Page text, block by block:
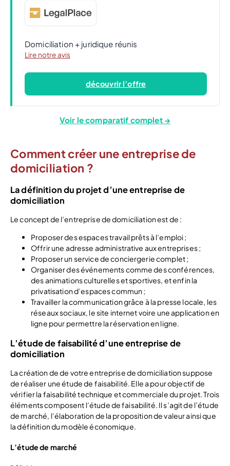
Domiciliation + juridique réunis
Lire notre avis
découvrir l’offre
Voir le comparatif complet →
Comment créer une entreprise de
domiciliation ?
La définition du projet d’une entreprise de
domiciliation
Le concept de l’entreprise de domiciliation est de :
Proposer des espaces travail prêts à l’emploi ;
Offrir une adresse administrative aux entreprises ;
Proposer un service de conciergerie complet ;
Organiser des événements comme des conférences,
des animations culturelles et sportives, et enfin la
privatisation d’espaces commun ;
Travailler la communication grâce à la presse locale, les
réseaux sociaux, le site internet voire une application en
ligne pour permettre la réservation en ligne.
L’étude de faisabilité d’une entreprise de
domiciliation
La création de de votre entreprise de domiciliation suppose
de réaliser une étude de faisabilité. Elle a pour objectif de
vérifier la faisabilité technique et commerciale du projet. Trois
éléments composent l’étude de faisabilité. Il s’agit de l’étude
de marché, l’élaboration de la proposition de valeur ainsi que
la définition du modèle économique.
L’étude de marché